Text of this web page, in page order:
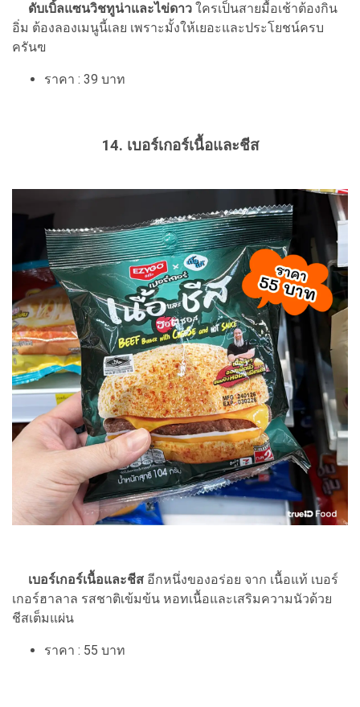
ดับเบิ้ลแซนวิชทูน่าและไข่ดาว ใครเป็นสายมื้อเช้าต้องกิน
อิ่ม ต้องลองเมนูนี้เลย เพราะมั้งให้เยอะและประโยชน์ครบ
ครันฃ
ราคา : 39 บาท
14. เบอร์เกอร์เนื้อและชีส
เบอร์เกอร์เนื้อและชีส อีกหนึ่งของอร่อย จาก เนื้อแท้ เบอร์
เกอร์ฮาลาล รสชาติเข้มข้น หอทเนื้อและเสริมความนัวด้วย
ชีสเต็มแผ่น
ราคา : 55 บาท